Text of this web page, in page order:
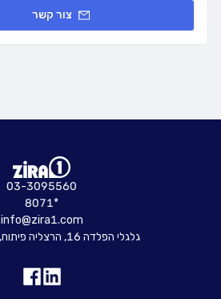
צור קשר
03-3095560
8071*
info@zira1.com
גלגלי הפלדה 16, הרצליה פיתוח, מבני תל-עד